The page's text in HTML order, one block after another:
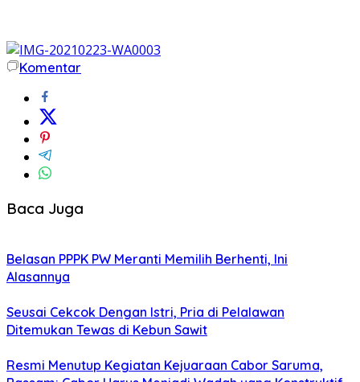
Komentar
Baca Juga
Belasan PPPK PW Meranti Memilih Berhenti, Ini
Alasannya
Seusai Cekcok Dengan Istri, Pria di Pelalawan
Ditemukan Tewas di Kebun Sawit
Resmi Menutup Kegiatan Kejuaraan Cabor Saruma,